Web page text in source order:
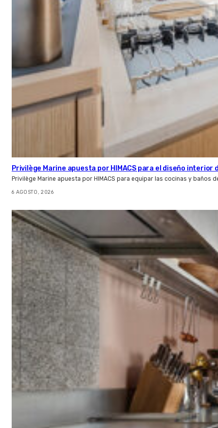
Privilège Marine apuesta por HIMACS para el diseño interior
Privilège Marine apuesta por HIMACS para equipar las cocinas y baños
6 AGOSTO, 2026